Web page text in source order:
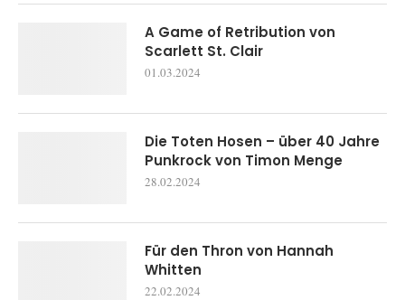
A Game of Retribution von
Scarlett St. Clair
01.03.2024
Die Toten Hosen – über 40 Jahre
Punkrock von Timon Menge
28.02.2024
Für den Thron von Hannah
Whitten
22.02.2024